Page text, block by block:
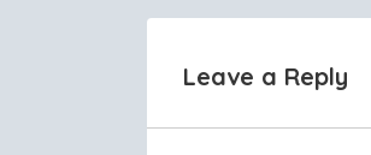
Leave a Reply